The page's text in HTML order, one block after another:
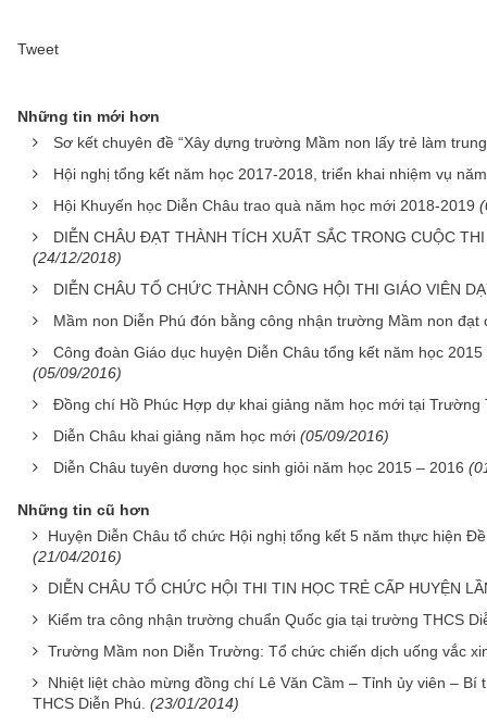
Tweet
Những tin mới hơn
Sơ kết chuyên đề “Xây dựng trường Mầm non lấy trẻ làm
Hội nghị tổng kết năm học 2017-2018, triển khai nhiệm vụ
Hội Khuyến học Diễn Châu trao quà năm học mới 2018-2019
DIỄN CHÂU ĐẠT THÀNH TÍCH XUẤT SẮC TRONG CUỘC
(24/12/2018)
DIỄN CHÂU TỔ CHỨC THÀNH CÔNG HỘI THI GIÁO VIÊN
Mầm non Diễn Phú đón bằng công nhận trường Mầm non đạt
Công đoàn Giáo dục huyện Diễn Châu tổng kết năm học
(05/09/2016)
Đồng chí Hồ Phúc Hợp dự khai giảng năm học mới tại Trường
Diễn Châu khai giảng năm học mới (05/09/2016)
Diễn Châu tuyên dương học sinh giỏi năm học 2015 – 2016
Những tin cũ hơn
Huyện Diễn Châu tổ chức Hội nghị tổng kết 5 năm thực hiện
(21/04/2016)
DIỄN CHÂU TỔ CHỨC HỘI THI TIN HỌC TRẺ CẤP HUYỆN
Kiểm tra công nhận trường chuẩn Quốc gia tại trường THCS
Trường Mầm non Diễn Trường: Tổ chức chiến dịch uống vắc
Nhiệt liệt chào mừng đồng chí Lê Văn Cầm – Tỉnh ủy viên –
THCS Diễn Phú. (23/01/2014)